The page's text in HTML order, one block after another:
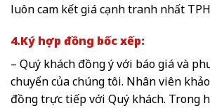
luôn cam kết giá cạnh tranh nhất
4.Ký hợp đồng bốc xếp:
– Quý khách đồng ý với báo giá và
chuyển của chúng tôi. Nhân viên
đồng trực tiếp với Quý khách. Trong